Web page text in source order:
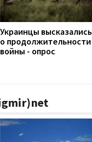
Украинцы высказались
о продолжительности
войны - опрос